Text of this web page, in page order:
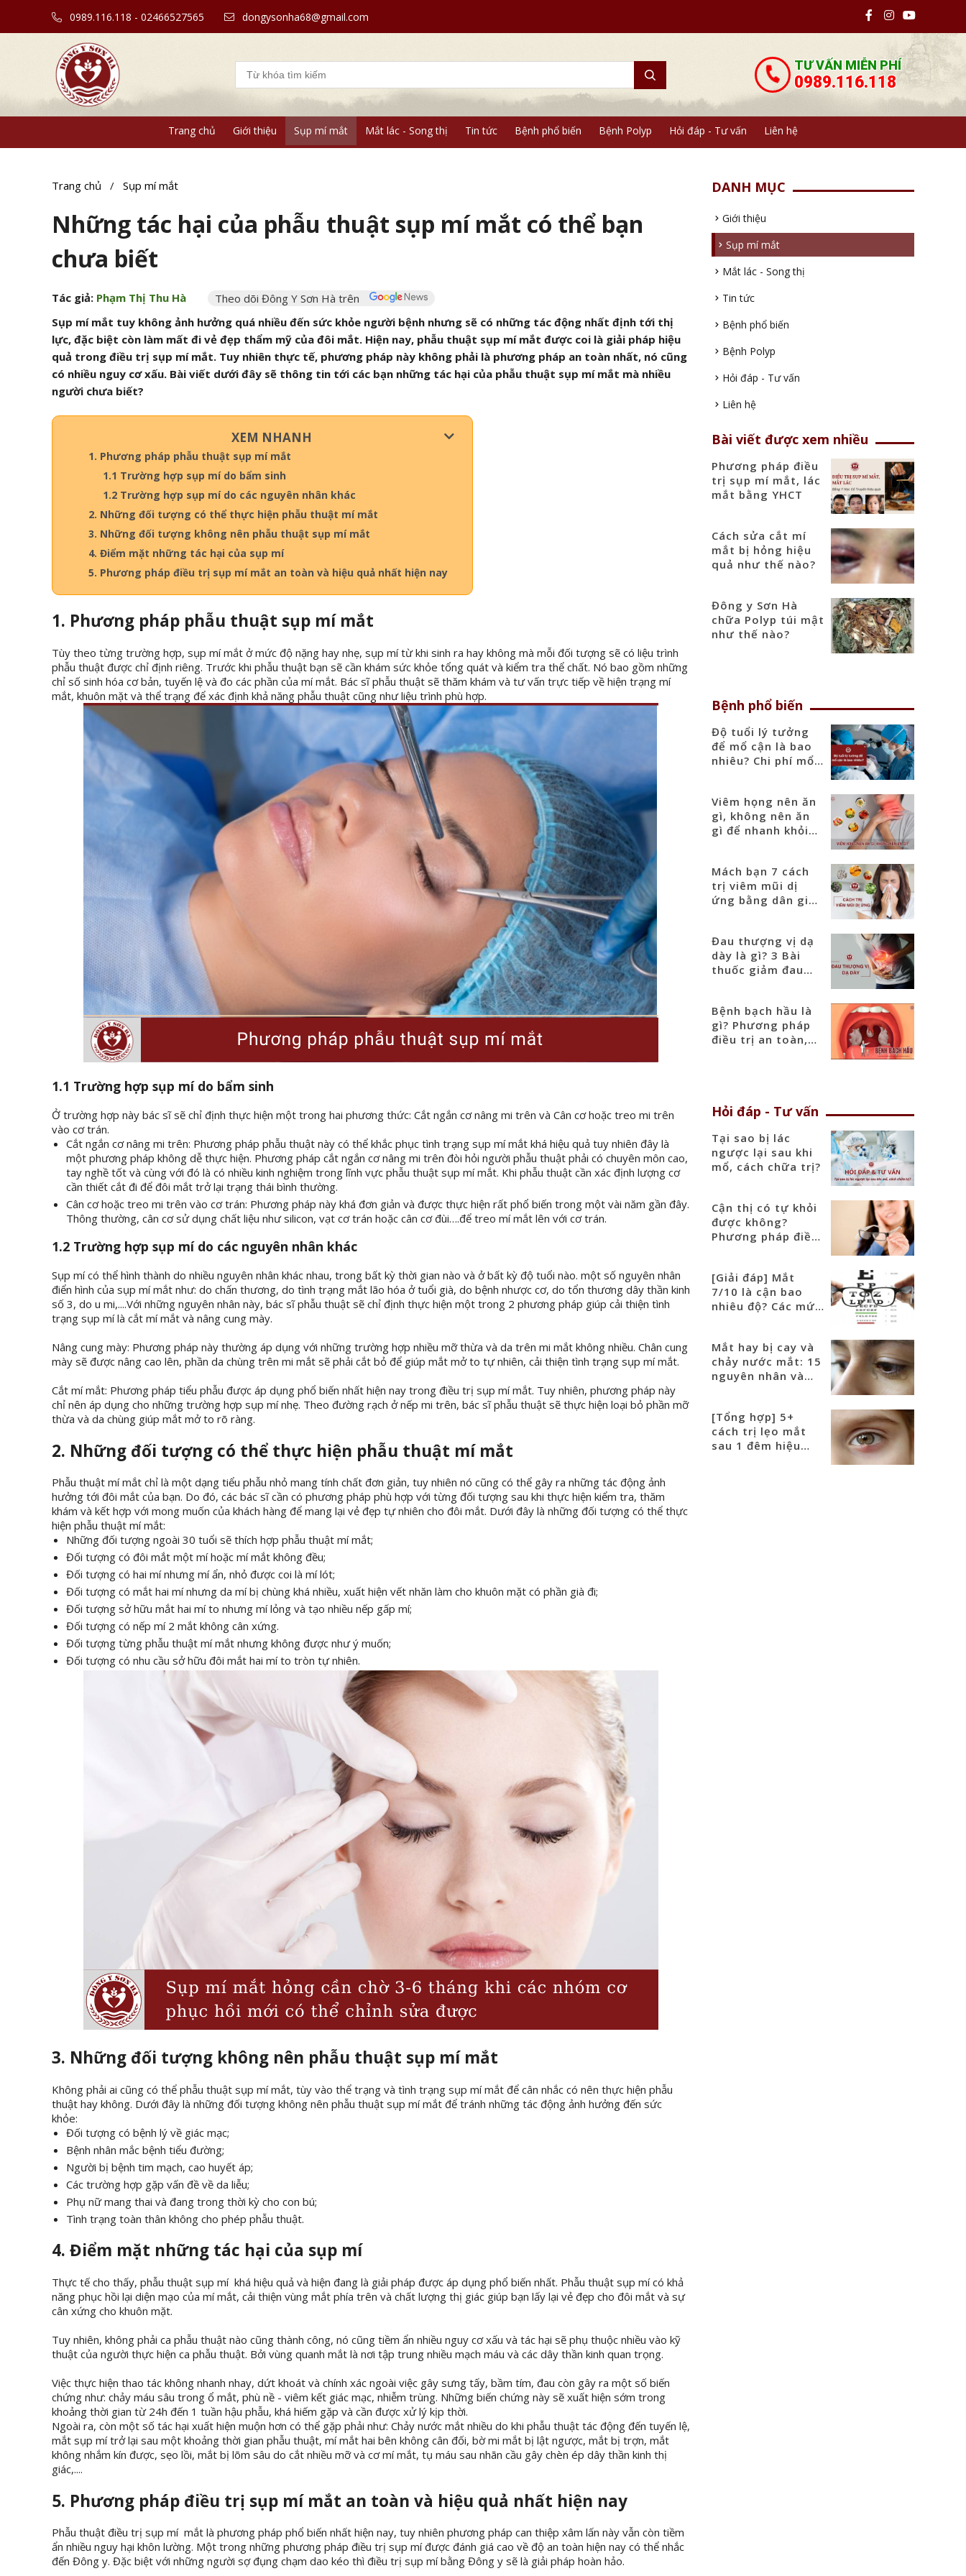
0989.116.118 - 02466527565 dongysonha68@gmail.com
TƯ VẤN MIỄN PHÍ
0989.116.118
Trang chủ Giới thiệu Sụp mí mắt Mắt lác - Song thị Tin tức Bệnh phổ biến Bệnh Polyp Hỏi đáp - Tư vấn Liên hệ
Trang chủ / Sụp mí mắt
Những tác hại của phẫu thuật sụp mí mắt có thể bạn
chưa biết
Tác giả: Phạm Thị Thu Hà
Theo dõi Đông Y Sơn Hà trên
Sụp mí mắt tuy không ảnh hưởng quá nhiều đến sức khỏe người bệnh nhưng sẽ có những tác động nhất định tới thị
lực, đặc biệt còn làm mất đi vẻ đẹp thẩm mỹ của đôi mắt. Hiện nay, phẫu thuật sụp mí mắt được coi là giải pháp hiệu
quả trong điều trị sụp mí mắt. Tuy nhiên thực tế, phương pháp này không phải là phương pháp an toàn nhất, nó cũng
có nhiều nguy cơ xấu. Bài viết dưới đây sẽ thông tin tới các bạn những tác hại của phẫu thuật sụp mí mắt mà nhiều
người chưa biết?
XEM NHANH
1. Phương pháp phẫu thuật sụp mí mắt
1.1 Trường hợp sụp mí do bẩm sinh
1.2 Trường hợp sụp mí do các nguyên nhân khác
2. Những đối tượng có thể thực hiện phẫu thuật mí mắt
3. Những đối tượng không nên phẫu thuật sụp mí mắt
4. Điểm mặt những tác hại của sụp mí
5. Phương pháp điều trị sụp mí mắt an toàn và hiệu quả nhất hiện nay
1. Phương pháp phẫu thuật sụp mí mắt
Tùy theo từng trường hợp, sụp mí mắt ở mức độ nặng hay nhẹ, sụp mí từ khi sinh ra hay không mà mỗi đối tượng sẽ có liệu trình
phẫu thuật được chỉ định riêng. Trước khi phẫu thuật bạn sẽ cần khám sức khỏe tổng quát và kiểm tra thể chất. Nó bao gồm những
chỉ số sinh hóa cơ bản, tuyến lệ và đo các phần của mí mắt. Bác sĩ phẫu thuật sẽ thăm khám và tư vấn trực tiếp về hiện trạng mí
mắt, khuôn mặt và thể trạng để xác định khả năng phẫu thuật cũng như liệu trình phù hợp.
1.1 Trường hợp sụp mí do bẩm sinh
Ở trường hợp này bác sĩ sẽ chỉ định thực hiện một trong hai phương thức: Cắt ngắn cơ nâng mi trên và Cân cơ hoặc treo mi trên
vào cơ trán.
Cắt ngắn cơ nâng mi trên: Phương pháp phẫu thuật này có thể khắc phục tình trạng sụp mí mắt khá hiệu quả tuy nhiên đây là
một phương pháp không dễ thực hiện. Phương pháp cắt ngắn cơ nâng mi trên đòi hỏi người phẫu thuật phải có chuyên môn cao,
tay nghề tốt và cùng với đó là có nhiều kinh nghiệm trong lĩnh vực phẫu thuật sụp mí mắt. Khi phẫu thuật cần xác định lượng cơ
cần thiết cắt đi để đôi mắt trở lại trạng thái bình thường.
Cân cơ hoặc treo mi trên vào cơ trán: Phương pháp này khá đơn giản và được thực hiện rất phổ biến trong một vài năm gần đây.
Thông thường, cân cơ sử dụng chất liệu như silicon, vạt cơ trán hoặc cân cơ đùi….để treo mí mắt lên với cơ trán.
1.2 Trường hợp sụp mí do các nguyên nhân khác
Sụp mí có thể hình thành do nhiều nguyên nhân khác nhau, trong bất kỳ thời gian nào và ở bất kỳ độ tuổi nào. một số nguyên nhân
điển hình của sụp mí mắt như: do chấn thương, do tình trạng mắt lão hóa ở tuổi già, do bệnh nhược cơ, do tổn thương dây thần kinh
số 3, do u mi,....Với những nguyên nhân này, bác sĩ phẫu thuật sẽ chỉ định thực hiện một trong 2 phương pháp giúp cải thiện tình
trạng sụp mí là cắt mí mắt và nâng cung mày.
Nâng cung mày: Phương pháp này thường áp dụng với những trường hợp nhiều mỡ thừa và da trên mi mắt không nhiều. Chân cung
mày sẽ được nâng cao lên, phần da chùng trên mi mắt sẽ phải cắt bỏ để giúp mắt mở to tự nhiên, cải thiện tình trạng sụp mí mắt.
Cắt mí mắt: Phương pháp tiểu phẫu được áp dụng phổ biến nhất hiện nay trong điều trị sụp mí mắt. Tuy nhiên, phương pháp này
chỉ nên áp dụng cho những trường hợp sụp mí nhẹ. Theo đường rạch ở nếp mi trên, bác sĩ phẫu thuật sẽ thực hiện loại bỏ phần mỡ
thừa và da chùng giúp mắt mở to rõ ràng.
2. Những đối tượng có thể thực hiện phẫu thuật mí mắt
Phẫu thuật mí mắt chỉ là một dạng tiểu phẫu nhỏ mang tính chất đơn giản, tuy nhiên nó cũng có thể gây ra những tác động ảnh
hưởng tới đôi mắt của bạn. Do đó, các bác sĩ cần có phương pháp phù hợp với từng đối tượng sau khi thực hiện kiểm tra, thăm
khám và kết hợp với mong muốn của khách hàng để mang lại vẻ đẹp tự nhiên cho đôi mắt. Dưới đây là những đối tượng có thể thực
hiện phẫu thuật mí mắt:
Những đối tượng ngoài 30 tuổi sẽ thích hợp phẫu thuật mí mắt;
Đối tượng có đôi mắt một mí hoặc mí mắt không đều;
Đối tượng có hai mí nhưng mí ẩn, nhỏ được coi là mí lót;
Đối tượng có mắt hai mí nhưng da mí bị chùng khá nhiều, xuất hiện vết nhăn làm cho khuôn mặt có phần già đi;
Đối tượng sở hữu mắt hai mí to nhưng mí lỏng và tạo nhiều nếp gấp mí;
Đối tượng có nếp mí 2 mắt không cân xứng.
Đối tượng từng phẫu thuật mí mắt nhưng không được như ý muốn;
Đối tượng có nhu cầu sở hữu đôi mắt hai mí to tròn tự nhiên.
3. Những đối tượng không nên phẫu thuật sụp mí mắt
Không phải ai cũng có thể phẫu thuật sụp mí mắt, tùy vào thể trạng và tình trạng sụp mí mắt để cân nhắc có nên thực hiện phẫu
thuật hay không. Dưới đây là những đối tượng không nên phẫu thuật sụp mí mắt để tránh những tác động ảnh hưởng đến sức
khỏe:
Đối tượng có bệnh lý về giác mạc;
Bệnh nhân mắc bệnh tiểu đường;
Người bị bệnh tim mạch, cao huyết áp;
Các trường hợp gặp vấn đề về da liễu;
Phụ nữ mang thai và đang trong thời kỳ cho con bú;
Tình trạng toàn thân không cho phép phẫu thuật.
4. Điểm mặt những tác hại của sụp mí
Thực tế cho thấy, phẫu thuật sụp mí khá hiệu quả và hiện đang là giải pháp được áp dụng phổ biến nhất. Phẫu thuật sụp mí có khả
năng phục hồi lại diện mạo của mí mắt, cải thiện vùng mắt phía trên và chất lượng thị giác giúp bạn lấy lại vẻ đẹp cho đôi mắt và sự
cân xứng cho khuôn mặt.
Tuy nhiên, không phải ca phẫu thuật nào cũng thành công, nó cũng tiềm ẩn nhiều nguy cơ xấu và tác hại sẽ phụ thuộc nhiều vào kỹ
thuật của người thực hiện ca phẫu thuật. Bởi vùng quanh mắt là nơi tập trung nhiều mạch máu và các dây thần kinh quan trọng.
Việc thực hiện thao tác không nhanh nhay, dứt khoát và chính xác ngoài việc gây sưng tấy, bầm tím, đau còn gây ra một số biến
chứng như: chảy máu sâu trong ổ mắt, phù nề - viêm kết giác mạc, nhiễm trùng. Những biến chứng này sẽ xuất hiện sớm trong
khoảng thời gian từ 24h đến 1 tuần hậu phẫu, khá hiếm gặp và cần được xử lý kịp thời.
Ngoài ra, còn một số tác hại xuất hiện muộn hơn có thể gặp phải như: Chảy nước mắt nhiều do khi phẫu thuật tác động đến tuyến lệ,
mắt sụp mí trở lại sau một khoảng thời gian phẫu thuật, mí mắt hai bên không cân đối, bờ mi mắt bị lật ngược, mắt bị trợn, mắt
không nhắm kín được, sẹo lồi, mắt bị lõm sâu do cắt nhiều mỡ và cơ mí mắt, tụ máu sau nhãn cầu gây chèn ép dây thần kinh thị
giác,....
5. Phương pháp điều trị sụp mí mắt an toàn và hiệu quả nhất hiện nay
Phẫu thuật điều trị sụp mí mắt là phương pháp phổ biến nhất hiện nay, tuy nhiên phương pháp can thiệp xâm lấn này vẫn còn tiềm
ẩn nhiều nguy hại khôn lường. Một trong những phương pháp điều trị sụp mí được đánh giá cao về độ an toàn hiện nay có thể nhắc
đến Đông y. Đặc biệt với những người sợ đụng chạm dao kéo thì điều trị sụp mí bằng Đông y sẽ là giải pháp hoàn hảo.
DANH MỤC
Giới thiệu
Sụp mí mắt
Mắt lác - Song thị
Tin tức
Bệnh phổ biến
Bệnh Polyp
Hỏi đáp - Tư vấn
Liên hệ
Bài viết được xem nhiều
Phương pháp điều
trị sụp mí mắt, lác
mắt bằng YHCT
Cách sửa cắt mí
mắt bị hỏng hiệu
quả như thế nào?
Đông y Sơn Hà
chữa Polyp túi mật
như thế nào?
Bệnh phổ biến
Độ tuổi lý tưởng
để mổ cận là bao
nhiêu? Chi phí mổ
Viêm họng nên ăn
gì, không nên ăn
gì để nhanh khỏi
Mách bạn 7 cách
trị viêm mũi dị
ứng bằng dân gian
Đau thượng vị dạ
dày là gì? 3 Bài
thuốc giảm đau
Bệnh bạch hầu là
gì? Phương pháp
điều trị an toàn,
Hỏi đáp - Tư vấn
Tại sao bị lác
ngược lại sau khi
mổ, cách chữa trị?
Cận thị có tự khỏi
được không?
Phương pháp điều
[Giải đáp] Mắt
7/10 là cận bao
nhiêu độ? Các mức
Mắt hay bị cay và
chảy nước mắt: 15
nguyên nhân và
[Tổng hợp] 5+
cách trị lẹo mắt
sau 1 đêm hiệu